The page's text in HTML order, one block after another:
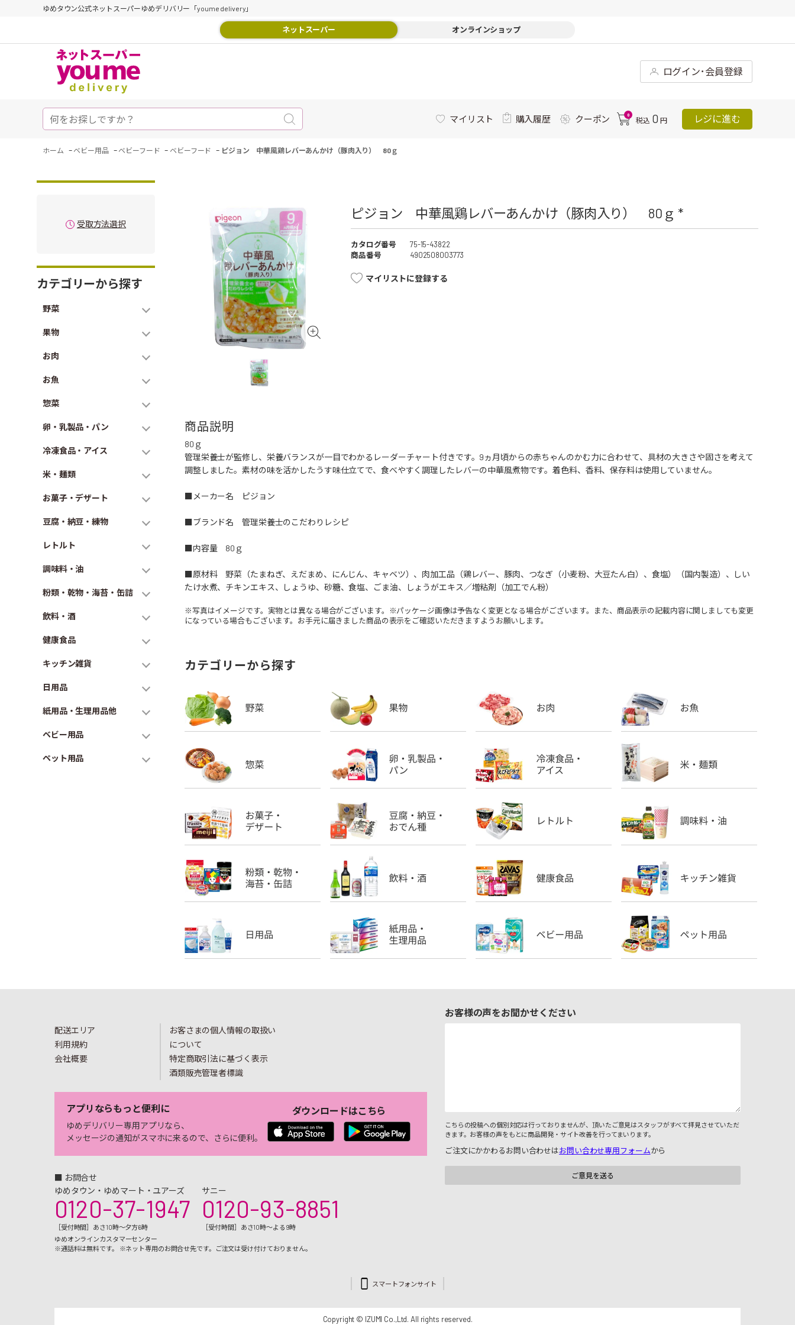
ゆめタウン公式ネットスーパーゆめデリバリー「youme delivery」
ネットスーパー オンラインショップ
ログイン･会員登録
マイリスト 購入履歴 クーポン 0
税込 0 円 レジに進む
ホーム - ベビー用品 - ベビーフード - ベビーフード - ピジョン 中華風鶏レバーあんかけ（豚肉入り） 80ｇ
受取方法選択
カテゴリーから探す
野菜
果物
お肉
お魚
惣菜
卵・乳製品・パン
冷凍食品・アイス
米・麺類
お菓子・デザート
豆腐・納豆・練物
レトルト
調味料・油
粉類・乾物・海苔・缶詰
飲料・酒
健康食品
キッチン雑貨
日用品
紙用品・生理用品他
ベビー用品
ペット用品
ピジョン 中華風鶏レバーあんかけ（豚肉入り） 80ｇ *
カタログ番号
75-15-43822
商品番号
4902508003773
マイリストに登録する
商品説明
80ｇ
管理栄養士が監修し、栄養バランスが一目でわかるレーダーチャート付きです。9ヵ月頃からの赤ちゃんのかむ力に合わせて、具材の大きさや固さを考えて
調整しました。素材の味を活かしたうす味仕立てで、食べやすく調理したレバーの中華風煮物です。着色料、香料、保存料は使用していません。
■メーカー名 ピジョン
■ブランド名 管理栄養士のこだわりレシピ
■内容量 80ｇ
■原材料 野菜（たまねぎ、えだまめ、にんじん、キャベツ）、肉加工品（鶏レバー、豚肉、つなぎ（小麦粉、大豆たん白）、食塩）（国内製造）、しい
たけ水煮、チキンエキス、しょうゆ、砂糖、食塩、ごま油、しょうがエキス／増粘剤（加工でん粉）
※写真はイメージです。実物とは異なる場合がございます。※パッケージ画像は予告なく変更となる場合がございます。また、商品表示の記載内容に関しましても変更
になっている場合もございます。お手元に届きました商品の表示をご確認いただきますようお願いします。
カテゴリーから探す
配送エリア
利用規約
会社概要
お客さまの個人情報の取扱い
について
特定商取引法に基づく表示
酒類販売管理者標識
アプリならもっと便利に
ゆめデリバリー専用アプリなら、
メッセージの通知がスマホに来るので、さらに便利。
ダウンロードはこちら
■ お問合せ
ゆめタウン・ゆめマート・ユアーズ
0120-37-1947
［受付時間］あさ10時～夕方6時
サニー
0120-93-8851
［受付時間］あさ10時～よる9時
ゆめオンラインカスタマーセンター
※通話料は無料です。 ※ネット専用のお問合せ先です。ご注文は受け付けておりません。
お客様の声をお聞かせください
こちらの投稿への個別対応は行っておりませんが、頂いたご意見はスタッフがすべて拝見させていただ
きます。お客様の声をもとに商品開発・サイト改善を行ってまいります。
ご注文にかかわるお問い合わせはお問い合わせ専用フォームから
スマートフォンサイト
Copyright © IZUMI Co.,Ltd. All rights reserved.